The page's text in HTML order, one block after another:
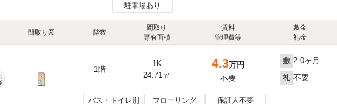
駐車場あり
間取り図 階数
間取り
専有面積
賃料
管理費等
敷金
礼金
1階
1K
24.71㎡
4.3万円
不要
敷 2.0ヶ月
礼 不要
バス・トイレ別 フローリング 保証人不要